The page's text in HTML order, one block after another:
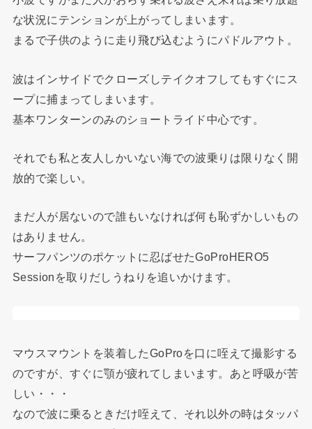
な状況にテンションが上がってしまいます。
まるで子供のように走り飛び込むようにパドルアウト。
波はインサイドでクローズしテイクオフしてもすぐにス
ープに捕まってしまいます。
基本ワンターンのみのショートライド中心です。
それでも私と友人しかいない海での波乗りは限りなく開
放的で楽しい。
まだ人が居ないので誰もいなければ何も恥ずかしいもの
はありません。
サーフパンツのポケットに忍ばせたGoProHERO5
Sessionを取りだしうねりを追いかけます。
マウスマウントを装着したGoProを口に咥えて撮影する
のですが、すぐに顎が疲れてしまいます。あと呼吸が苦
しい・・・
なので波に乗るときだけ咥えて、それ以外の時はタッパ